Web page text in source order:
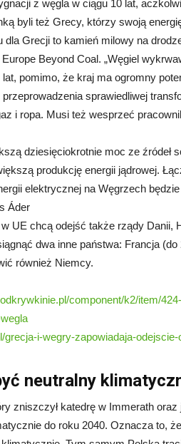
z węgla w ciągu 10 lat,
byli też Grecy, którzy swoją
dla Grecji to kamień milowy na
Beyond Coal. „Węgiel
pomimo, że kraj ma ogromny
sprawiedliwej
i ropa. Musi też wesprzeć
dziesięciokrotnie moc ze
produkcję energii jądrowej.
elektrycznej na Węgrzech
Áder
UE chcą odejść także rządy Danii,
dwa inne państwa: Francja
również Niemcy.
component/k2/item/
grecja-i-wegry-zapowiadaja-
neutralny
zniszczył katedrę w Immerath
do roku 2040. Oznacza to,